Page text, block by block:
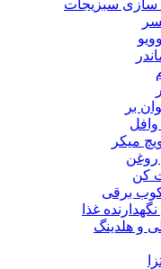
سازی سبزیجات
بر
میکر
روغن
کن
برقی
غذا
و هلدینگ